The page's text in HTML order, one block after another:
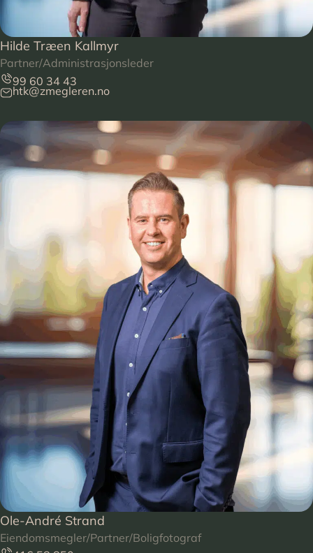
Hilde Træen Kallmyr
Partner/Administrasjonsleder
99 60 34 43
htk@zmegleren.no
Ole-André Strand
Eiendomsmegler/Partner/Boligfotograf